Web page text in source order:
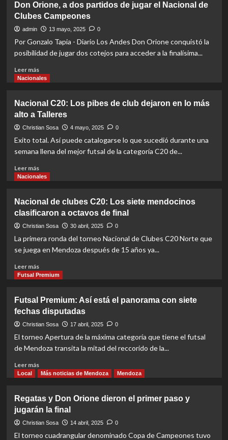
Páez:
“Llegamos
como
al
todos
ganar”
Don Orione, a dos partidos de jugar el Nacional de
Clubes Campeones
admin 13 mayo, 2025 0
Por Gonzalo Tapia - Diario Los Andes Don Orione conquistó la
posibilidad de jugar dos cotejos para acceder a la finalísima...
Leer másRead
more
Orione,
a
dos
partidos
jugar
Nacional
Campeones
Nacionales
Nacional C20: Los pibes de club dejaron en lo más
alto a Talleres
Christian Sosa 4 mayo, 2025 0
Exito total. Así puede catalogarse lo que sucedió durante una
semana llena del mejor futsal de la categoría C20 de...
Leer másRead
more
C20:
Los
pibes
dejaron
lo
a
Talleres
Nacionales
Nacional de clubes C20: Los siete mendocinos
clasificaron a octavos de final
Christian Sosa 30 abril, 2025 0
La primera ronda del torneo Nacional de Clubes C20 Norte que
se juega en Mendoza después de 15 años ya...
Leer másRead
more
de
clubes
C20:
Los
siete
mendocinos
a
final
Futsal Premium
Futsal Premium: Así está el panorama con siete
fechas disputadas
Christian Sosa 17 abril, 2025 0
El torneo Apertura de la máxima categoría que tiene el futsal
de Mendoza transita la mitad del reccorido de la...
Leer másRead
more
Premium:
Así
está
Local Más noticias de Mendoza Mendoza
Regatas y Don Orione dieron el primer paso y
jugarán la final
Christian Sosa 14 abril, 2025 0
El torneo cuadrangular denominado Copa de Campeones tuvo